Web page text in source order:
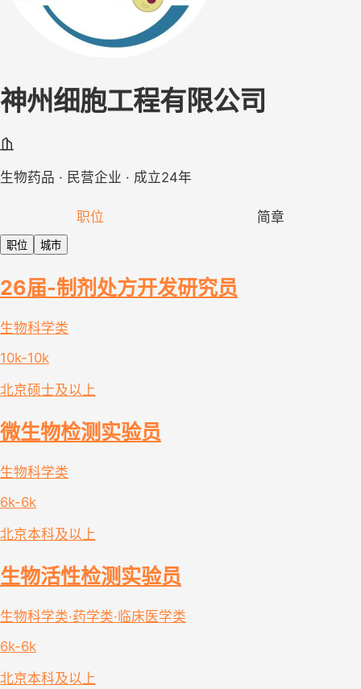
神州细胞工程有限公司
生物药品 · 民营企业 · 成立24年
职位 简章
职位 城市
26届-制剂处方开发研究员
生物科学类
10k-10k
北京硕士及以上
微生物检测实验员
生物科学类
6k-6k
北京本科及以上
生物活性检测实验员
生物科学类·药学类·临床医学类
6k-6k
北京本科及以上